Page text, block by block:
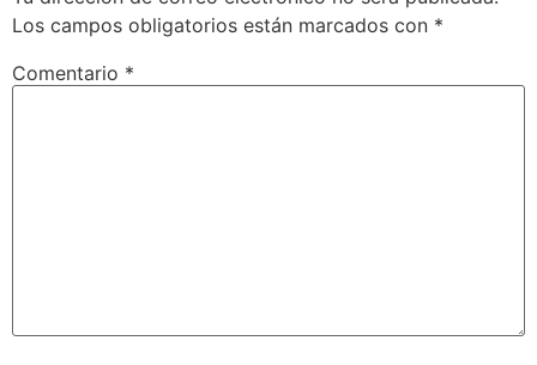
Los campos obligatorios están marcados con *
Comentario *